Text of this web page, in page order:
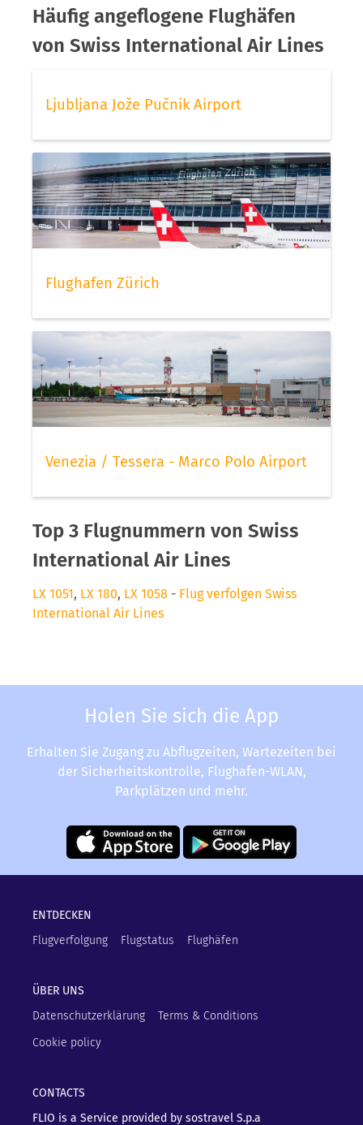
Häufig angeflogene Flughäfen
von Swiss International Air Lines
Ljubljana Jože Pučnik Airport
Flughafen Zürich
Venezia / Tessera - Marco Polo Airport
Top 3 Flugnummern von Swiss
International Air Lines
LX 1051, LX 180, LX 1058 - Flug verfolgen Swiss
International Air Lines
Holen Sie sich die App
Erhalten Sie Zugang zu Abflugzeiten, Wartezeiten bei
der Sicherheitskontrolle, Flughafen-WLAN,
Parkplätzen und mehr.
ENTDECKEN
Flugverfolgung
Flugstatus Flughäfen
ÜBER UNS
Datenschutzerklärung
Terms & Conditions
Cookie policy
CONTACTS
FLIO is a Service provided by sostravel S.p.a